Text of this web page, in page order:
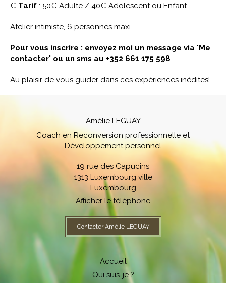
€ Tarif : 50€ Adulte / 40€ Adolescent ou Enfant
Atelier intimiste, 6 personnes maxi.
Pour vous inscrire : envoyez moi un message via 'Me
contacter' ou un sms au +352 661 175 598
Au plaisir de vous guider dans ces expériences inédites!
Amélie LEGUAY
Coach en Reconversion professionnelle et
Développement personnel
19 rue des Capucins
1313 Luxembourg ville
Luxembourg
Afficher le téléphone
Contacter Amélie LEGUAY
Accueil
Qui suis-je ?